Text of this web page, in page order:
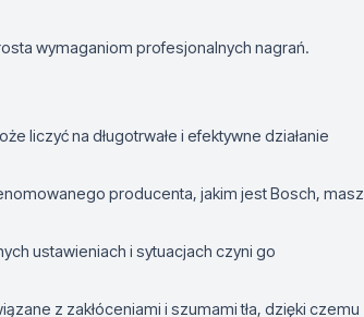
wymaganiom profesjonalnych nagrań.
liczyć na długotrwałe i efektywne działanie
producenta, jakim jest Bosch, masz
ustawieniach i sytuacjach czyni go
z zakłóceniami i szumami tła, dzięki czemu